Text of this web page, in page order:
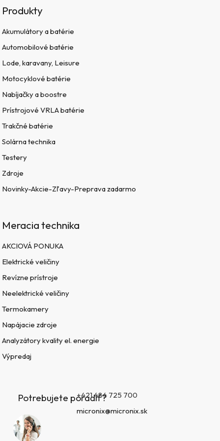
Produkty
Akumulátory a batérie
Automobilové batérie
Lode, karavany, Leisure
Motocyklové batérie
Nabíjačky a boostre
Prístrojové VRLA batérie
Trakčné batérie
Solárna technika
Testery
Zdroje
Novinky-Akcie-Zľavy-Preprava zadarmo
Meracia technika
AKCIOVÁ PONUKA
Elektrické veličiny
Revízne prístroje
Neelektrické veličiny
Termokamery
Napájacie zdroje
Analyzátory kvality el. energie
Výpredaj
Potrebujete poradiť?+421 484 725 700
micronix@micronix.sk